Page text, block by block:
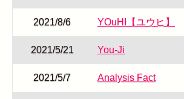
2021/8/6 YOuHI【ユウヒ】
2021/5/21 You-Ji
2021/5/7 Analysis Fact